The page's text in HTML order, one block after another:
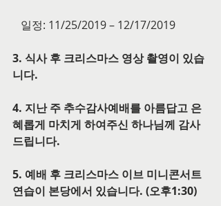
   일정: 11/25/2019 – 12/17/2019
3. 식사 후 크리스마스 영상 촬영이 있습
니다.
4. 지난 주 추수감사예배를 아름답고 은
혜롭게 마치게 하여주신 하나님께 감사
드립니다.
5. 예배 후 크리스마스 이브 미니콘서트
연습이 본당에서 있습니다. (오후1:30)